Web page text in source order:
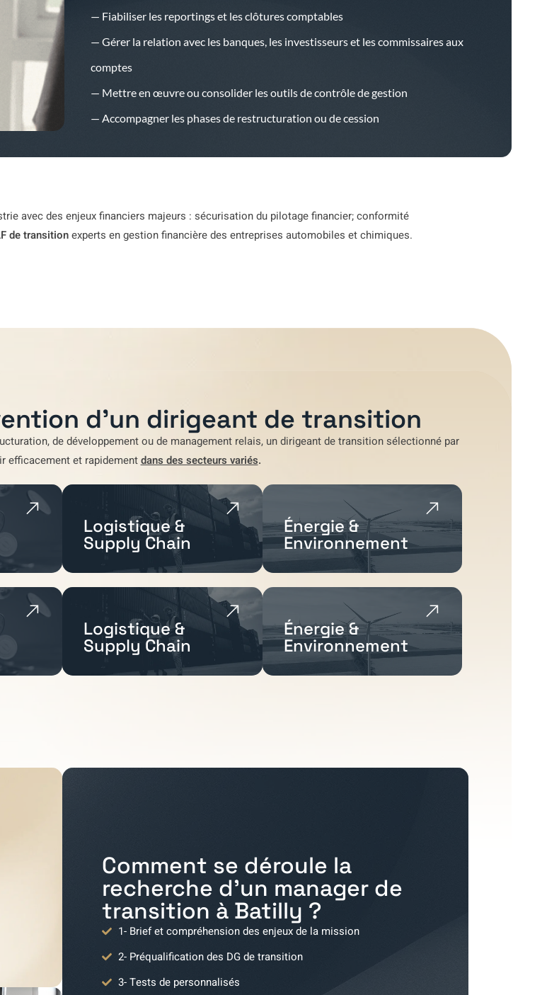
— Fiabiliser les reportings et les clôtures comptables
— Gérer la relation avec les banques, les investisseurs et les commissaires aux
comptes
— Mettre en œuvre ou consolider les outils de contrôle de gestion
— Accompagner les phases de restructuration ou de cession
avec des enjeux financiers majeurs : sécurisation du pilotage financier; conformité
de transitionexperts en gestion financière des entreprises automobiles et chimiques.
d'un dirigeant de transition
,de développementou de management relais, un dirigeant de transition sélectionné par
efficacement et rapidementdans des secteurs variés.
Logistique &
Supply Chain
Énergie &
Environnement
Logistique &
Supply Chain
Énergie &
Environnement
Comment se déroule la
recherche d'un manager de
transition à Batilly ?
1- Brief et compréhension des enjeux de la mission
2- Préqualification des DG de transition
3- Tests de personnalisés